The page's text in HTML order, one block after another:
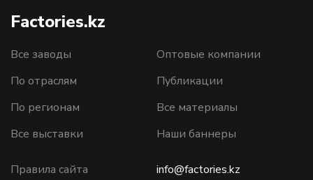
Factories.kz
Все заводы
По отраслям
По регионам
Все выставки
Оптовые компании
Публикации
Все материалы
Наши баннеры
Правила сайта
info@factories.kz